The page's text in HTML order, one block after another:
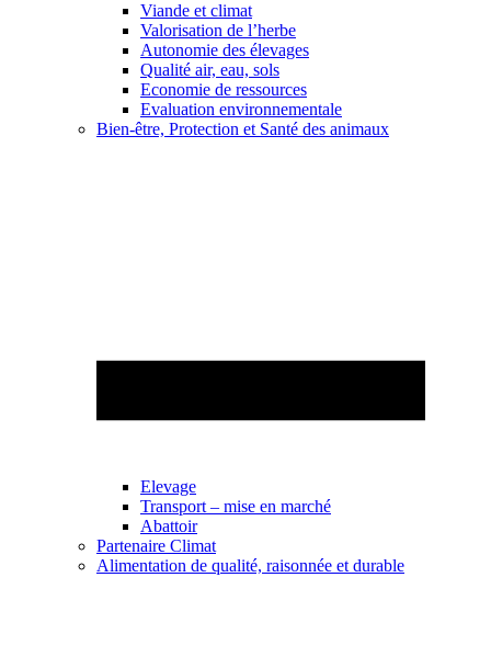
Viande et climat
Valorisation de l’herbe
Autonomie des élevages
Qualité air, eau, sols
Economie de ressources
Evaluation environnementale
Bien-être, Protection et Santé des animaux
Elevage
Transport – mise en marché
Abattoir
Partenaire Climat
Alimentation de qualité, raisonnée et durable